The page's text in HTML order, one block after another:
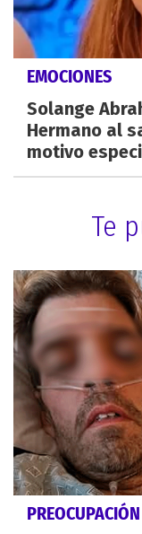
EMOCIONES
Solange
Hermano al
motivo
Te
PREOCUPACIÓN